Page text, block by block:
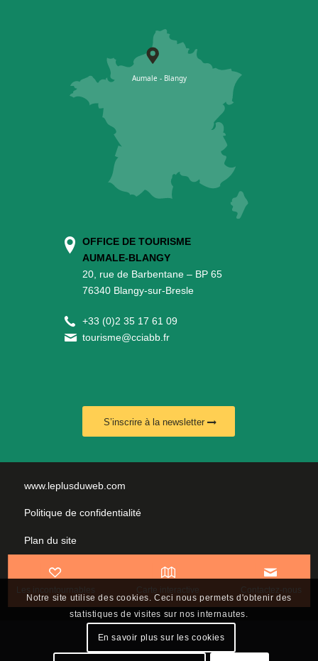
Les incontournables Carte interactive Contactez-nous
OFFICE DE TOURISME
AUMALE-BLANGY
20, rue de Barbentane – BP 65
76340 Blangy-sur-Bresle
+33 (0)2 35 17 61 09
tourisme@cciabb.fr
S’inscrire à la newsletter
www.leplusduweb.com
Politique de confidentialité
Plan du site
Mentions légales
Nous contacter
Notre site utilise des cookies. Ceci nous permets d'obtenir des
statistiques de visites sur nos internautes.
En savoir plus sur les cookies